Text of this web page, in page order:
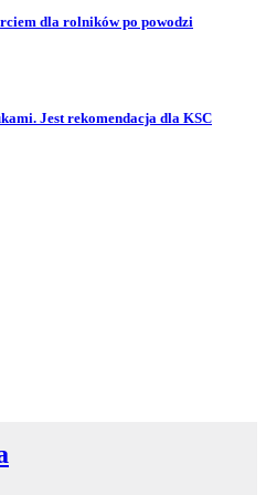
dla rolników po powodzi
Jest rekomendacja dla KSC